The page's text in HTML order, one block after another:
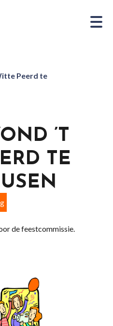
Peerd te
’T
TE
de feestcommissie.